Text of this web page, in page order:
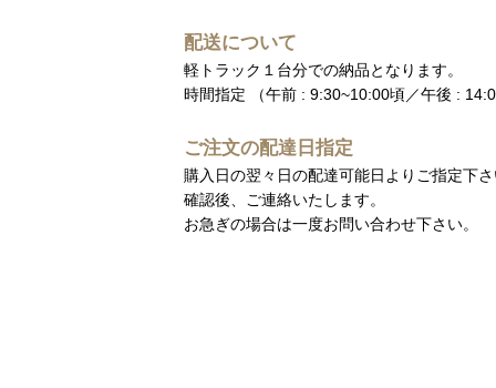
配送について
軽トラック１台分での納品となります。
時間指定
（午前 : 9:30~10:00頃／午後 :
ご注文の配達日指定
購入日の翌々日の配達可能日よりご指定下
確認後、ご連絡いたします。
お急ぎの場合は一度お問い合わせ下さい。